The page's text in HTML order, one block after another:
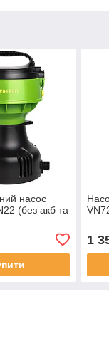
насос
(без акб та
1